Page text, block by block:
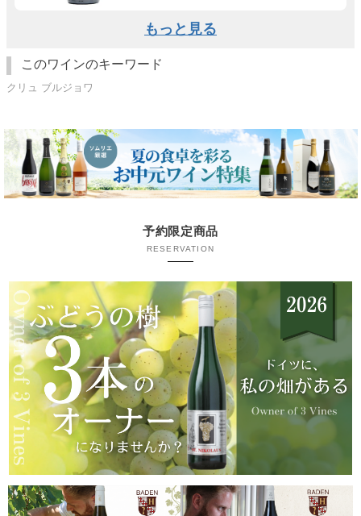
もっと見る
このワインのキーワード
クリュ ブルジョワ
予約限定商品
RESERVATION